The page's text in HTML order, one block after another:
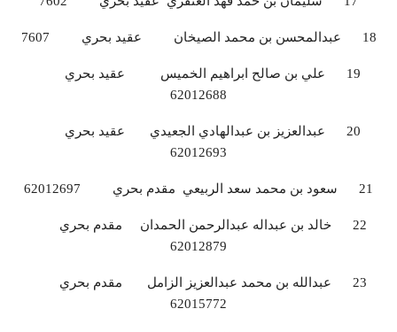
18 عبدالمحسن بن محمد الصيخان عقيد بحري 7607
19 علي بن صالح ابراهيم الخميس عقيد بحري
62012688
20 عبدالعزيز بن عبدالهادي الجعيدي عقيد بحري
62012693
21 سعود بن محمد سعد الربيعي مقدم بحري 62012697
22 خالد بن عبداله عبدالرحمن الحمدان مقدم بحري
62012879
23 عبدالله بن محمد عبدالعزيز الزامل مقدم بحري
62015772